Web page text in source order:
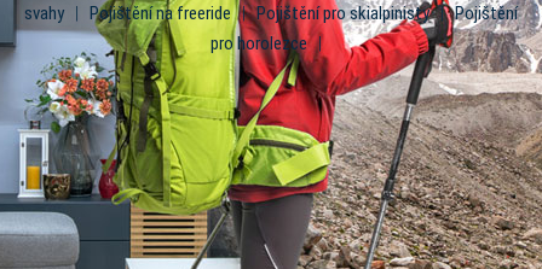
svahy | Pojištění na freeride|Pojištění pro skialpinisty|Pojištění
pro horolezce|